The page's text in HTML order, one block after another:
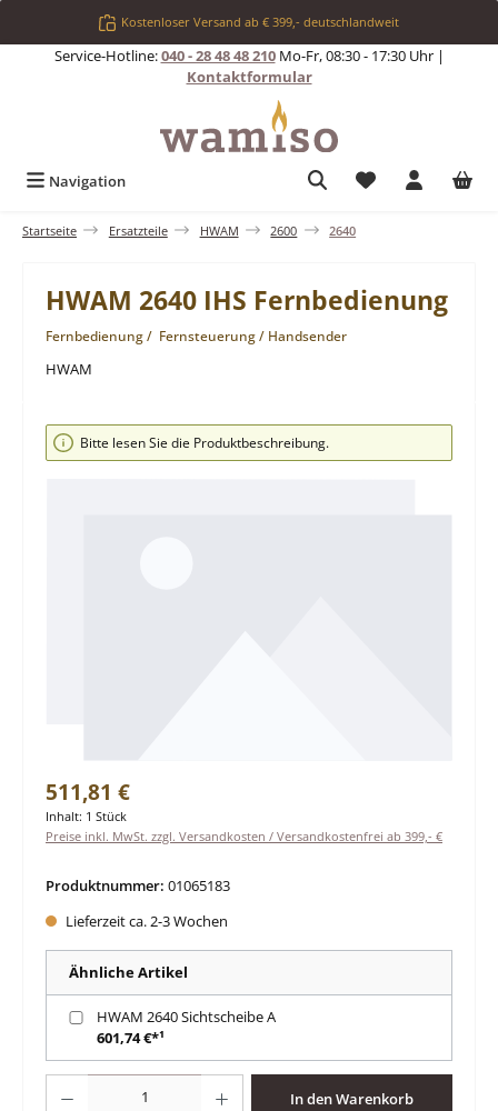
Zum Hauptinhalt springenKostenloser Versand ab € 399,- deutschlandweit
Service-Hotline:040 - 28 48 48 210Mo-Fr, 08:30 - 17:30 Uhr |
Kontaktformular
Navigation Du hast 0
Startseite Ersatzteile HWAM 2600 2640
HWAM 2640 IHS Fernbedienung
Fernbedienung / Fernsteuerung / Handsender
HWAM
Bildergalerie überspringen
Bitte lesen Sie die Produktbeschreibung.
Regulärer Preis:
511,81 €
Inhalt: 1 Stück
Preise inkl. MwSt. zzgl. Versandkosten / Versandkostenfrei ab 399,- €
Produktnummer: 01065183
Lieferzeit ca. 2-3 Wochen
Ähnliche Artikel
HWAM 2640 Sichtscheibe A
601,74 €*¹
In den Warenkorb